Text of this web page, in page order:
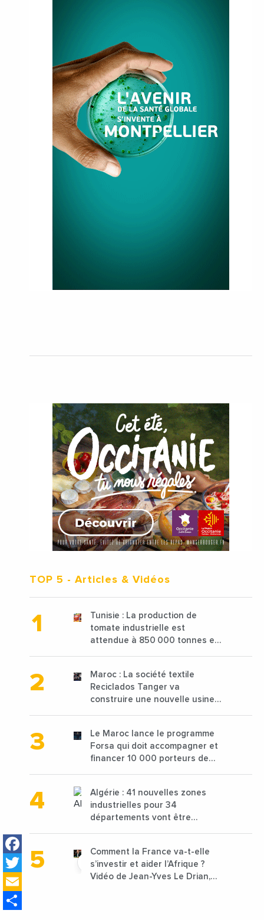
Facebook
Twitter
TOP 5 - Articles & Vidéos
Tunisie : La production de
tomate industrielle est
attendue à 850 000 tonnes en
Maroc : La société textile
Reciclados Tanger va
construire une nouvelle usine
Le Maroc lance le programme
Forsa qui doit accompagner et
financer 10 000 porteurs de
Algérie : 41 nouvelles zones
industrielles pour 34
départements vont être
Comment la France va-t-elle
s’investir et aider l’Afrique ?
Vidéo de Jean-Yves Le Drian,